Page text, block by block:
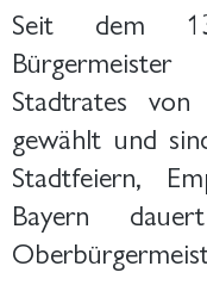
Seit dem
Stadtrates von
gewählt und
Stadtfeiern,
Bayern